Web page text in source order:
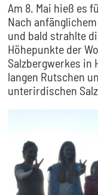
Am 8. Mai hieß es
Nach
und bald strahlte
Höhepunkte der
Salzbergwerkes in
langen Rutschen
unterirdischen